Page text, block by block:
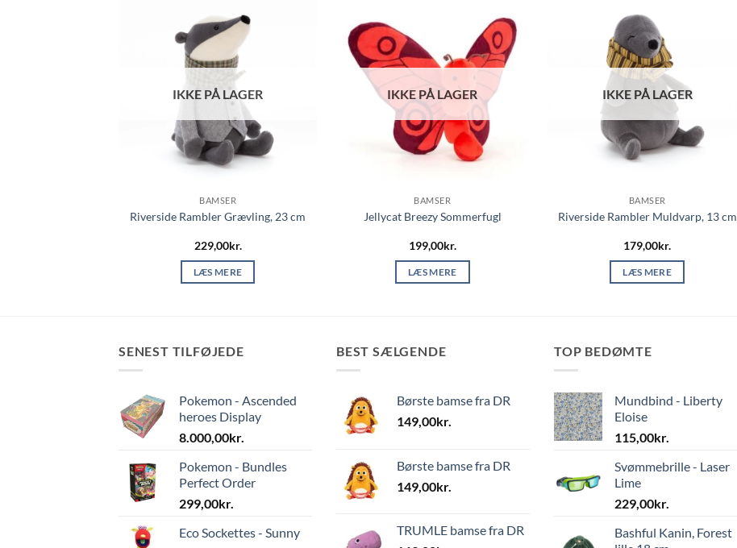
IKKE PÅ LAGER
BAMSER
Riverside Rambler Grævling, 23 cm
229,00kr.
LÆS MERE
IKKE PÅ LAGER
BAMSER
Jellycat Breezy Sommerfugl
199,00kr.
LÆS MERE
IKKE PÅ LAGER
BAMSER
Riverside Rambler Muldvarp, 13 cm
179,00kr.
LÆS MERE
SENEST TILFØJEDE
Pokemon - Ascended
heroes Display
8.000,00kr.
Pokemon - Bundles
Perfect Order
299,00kr.
Eco Sockettes - Sunny
BEST SÆLGENDE
Børste bamse fra DR
149,00kr.
Børste bamse fra DR
149,00kr.
TRUMLE bamse fra DR
TOP BEDØMTE
Mundbind - Liberty
Eloise
115,00kr.
Svømmebrille - Laser
Lime
229,00kr.
Bashful Kanin, Forest